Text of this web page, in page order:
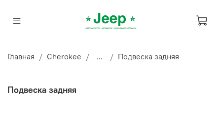
Главная Cherokee ... Подвеска задняя
Подвеска задняя